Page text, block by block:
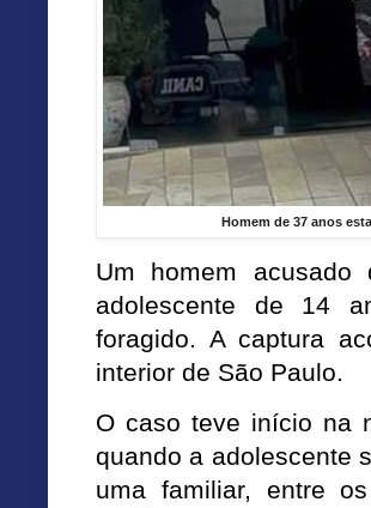
Homem de 37 anos
Um homem
adolescente de 14
foragido. A captura
interior de São Paulo.
O caso teve início na
quando a adolescente
uma familiar, entre